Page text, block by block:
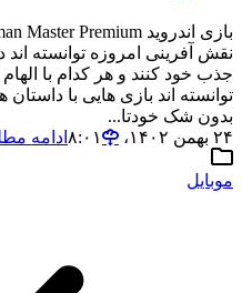
نقش آفرینی امروزه توانسته
جذب خود کنند و هر کدام با
توانسته اند بازی هایی با داستان
بدون شک خودتا...
۲۴ بهمن ۱۴۰۲،‏ ۸:۰۱
ادامه
موبایل